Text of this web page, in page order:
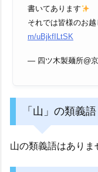
書いてあります
それでは皆様のお
m/uBjkfILtSK
— 四ツ木製麺所@
「山」の類義語
山の類義語はありま